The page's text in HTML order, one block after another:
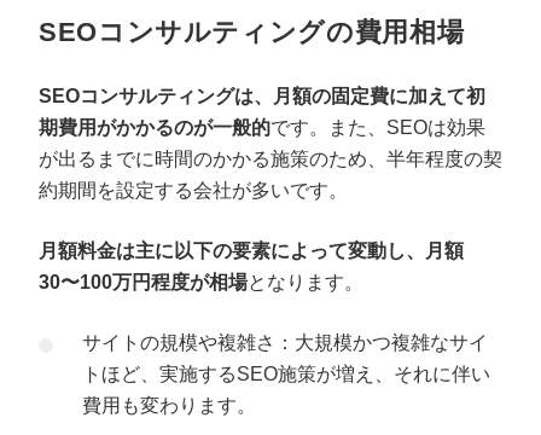
プロに無料相談をする 会社概要資料をダウ
サイトマップ
プライバシーポリシー
SEOコンサルティングの費用相場
SEOコンサルティングは、月額の固定費に加えて初
期費用がかかるのが一般的です。また、SEOは効果
が出るまでに時間のかかる施策のため、半年程度の契
約期間を設定する会社が多いです。
月額料金は主に以下の要素によって変動し、月額
30〜100万円程度が相場となります。
サイトの規模や複雑さ：大規模かつ複雑なサイ
トほど、実施するSEO施策が増え、それに伴い
費用も変わります。